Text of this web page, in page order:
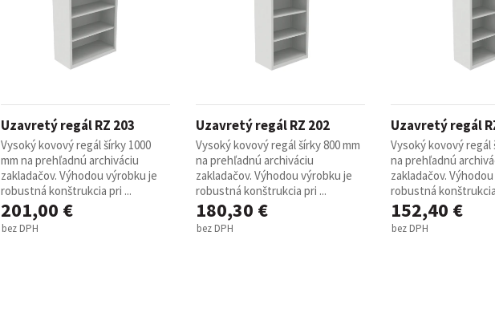
Uzavretý regál RZ 203
Vysoký kovový regál šírky 1000
mm na prehľadnú archiváciu
zakladačov. Výhodou výrobku je
robustná konštrukcia pri ...
201,00 €
bez DPH
Uzavretý regál RZ 202
Vysoký kovový regál šírky 800 mm
na prehľadnú archiváciu
zakladačov. Výhodou výrobku je
robustná konštrukcia pri ...
180,30 €
bez DPH
Uzavretý regál
Vysoký kovový regál
na prehľadnú
zakladačov.
robustná
152,40 €
bez DPH